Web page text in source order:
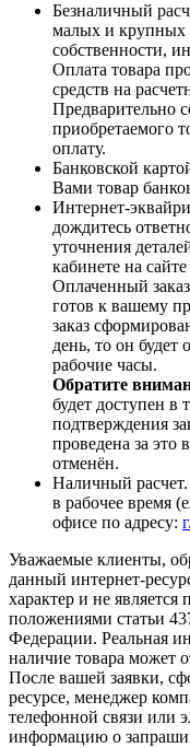
Безналичный
малых и крупных
собственности,
Оплата товара
средств на
Предварительно
приобретаемого
оплату.
Банковской
Вами товар
Интернет-
дождитесь
уточнения
кабинете на
Оплаченный
готов к вашему
заказ
день, то он
рабочие часы.
Обратите
будет доступен в
подтверждения
проведена за это
отменён.
Наличный
в рабочее время
офисе по адресу:
Уважаемые клиенты,
данный интернет-
характер и не
положениями статьи
Федерации. Реальная
наличие товара может
После вашей заявки,
ресурсе, менеджер
телефонной связи или
информацию о